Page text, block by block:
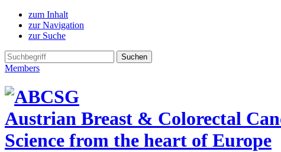
zum Inhalt
zur Navigation
zur Suche
Members
Austrian Breast & Colorectal
Science from the heart of Europe